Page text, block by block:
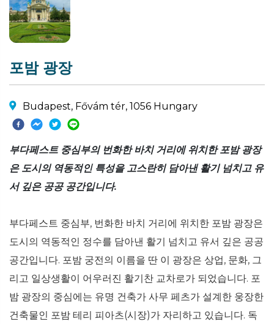
포밤 광장
Budapest, Fővám tér, 1056 Hungary
부다페스트 중심부의 번화한 바치 거리에 위치한 포밤 광장
은 도시의 역동적인 특성을 고스란히 담아낸 활기 넘치고 유
서 깊은 공공 공간입니다.
부다페스트 중심부, 번화한 바치 거리에 위치한 포밤 광장은
도시의 역동적인 정수를 담아낸 활기 넘치고 유서 깊은 공공
공간입니다. 포밤 궁전의 이름을 딴 이 광장은 상업, 문화, 그
리고 일상생활이 어우러진 활기찬 교차로가 되었습니다. 포
밤 광장의 중심에는 유명 건축가 사무 페츠가 설계한 웅장한
건축물인 포밤 테리 피아츠(시장)가 자리하고 있습니다. 독